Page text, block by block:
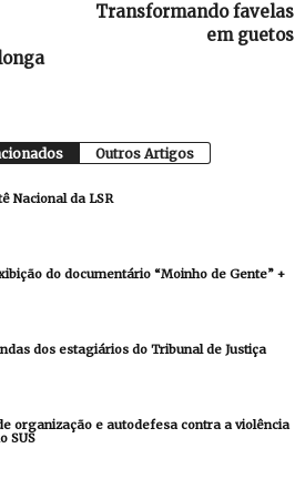
Transformando favelas
em guetos
Outros Artigos
Nacional da LSR
do documentário “Moinho de Gente” +
dos estagiários do Tribunal de Justiça
organização e autodefesa contra a violência
SUS